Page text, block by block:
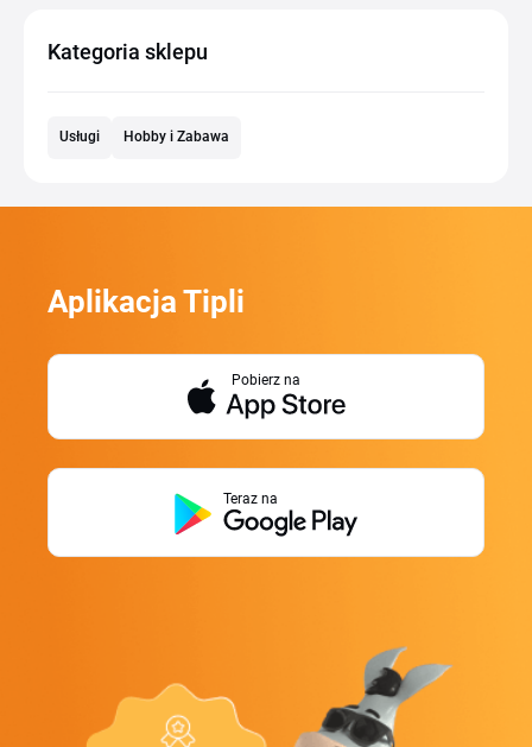
Kategoria sklepu
Usługi Hobby i Zabawa
Aplikacja Tipli
Pobierz na
Teraz na